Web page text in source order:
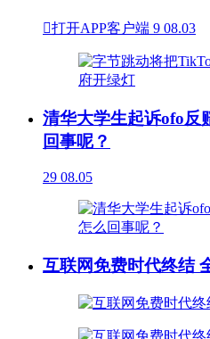
打开APP客户端 9 08.03
清华大学生起诉ofo反
回事呢？
29 08.05
互联网免费时代终结